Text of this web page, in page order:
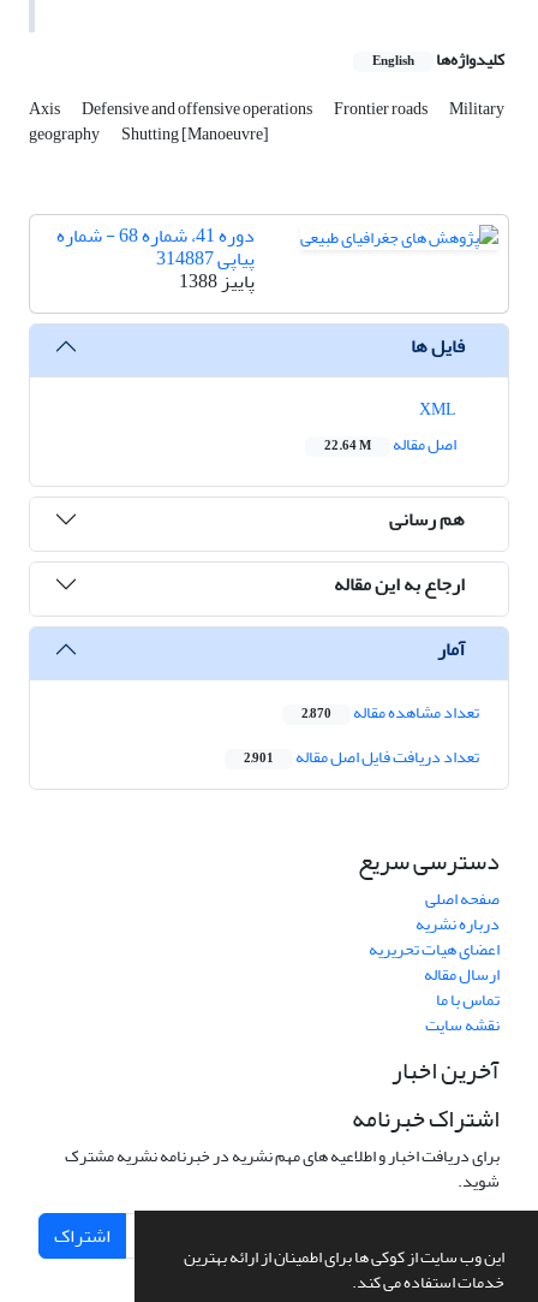
این وب سایت از کوکی ها برای اطمینان از ارائه بهترین
خدمات استفاده می کند.
کلیدواژه‌ها English
Axis Defensive and offensive operations Frontier roads Military
geography Shutting [Manoeuvre]
دوره 41، شماره 68 - شماره
پیاپی 314887
پاییز 1388
فایل ها
اصل مقاله
22.64 M
هم رسانی
ارجاع به این مقاله
آمار
تعداد مشاهده مقاله 2,870
تعداد دریافت فایل اصل مقاله 2,901
دسترسی سریع
صفحه اصلی
درباره نشریه
اعضای هیات تحریریه
ارسال مقاله
تماس با ما
نقشه سایت
آخرین اخبار
اشتراک خبرنامه
برای دریافت اخبار و اطلاعیه های مهم نشریه در خبرنامه نشریه مشترک
شوید.
اشتراک